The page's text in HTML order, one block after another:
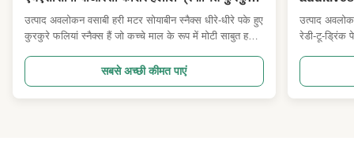
मसालेदार स्वादिष्ट सोयाबीन फलियां स्नैक बार
सुपरमार्केट आयातकों के लिए यात्रा थोक
उत्पाद अवलोकन वसाबी हरी मटर सोयाबीन स्नैक्स धीरे-धीरे पके हुए
कुरकुरे फलियां स्नैक्स हैं जो कच्चे माल के रूप में मोटी साबुत हरी
के बजाय कम तापमान पर बेकिंग को अपनाते हैं। प्रामाणिक हल्के
मसालेदार वसाबी सीज़निंग के साथ समान रूप से लेपित, य...
सबसे अच्छी कीमत पाएं
उत्पाद
रेडी-टू-ड्रिंक
यह उच्च